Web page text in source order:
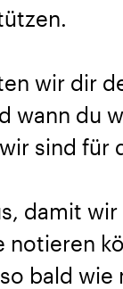
wir dir
wann du
sind für
damit wir
bald